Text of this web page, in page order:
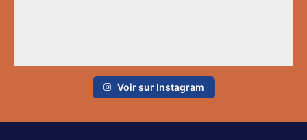
Voir sur Instagram